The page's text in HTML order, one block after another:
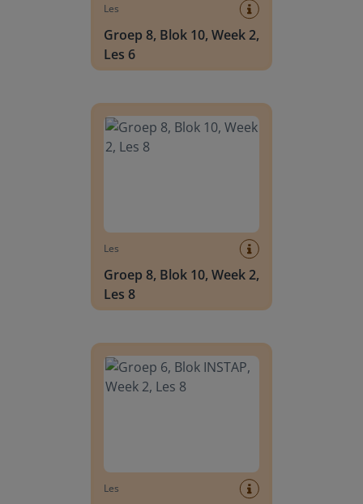
Les
Groep 8, Blok 10, Week 2,
Les 6
Les
Groep 8, Blok 10, Week 2,
Les 8
Les